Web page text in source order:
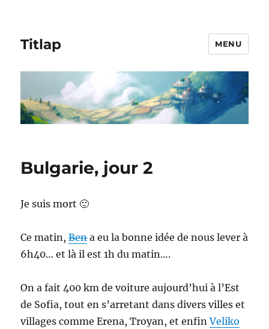
Titlap MENU
Bulgarie, jour 2
Je suis mort 🙂
Ce matin,Bena eu la bonne idée de nous lever à
6h40… et là il est 1h du matin….
On a fait 400 km de voiture aujourd’hui à l’Est
de Sofia, tout en s’arretant dans divers villes et
villages comme Erena, Troyan, et enfinVeliko